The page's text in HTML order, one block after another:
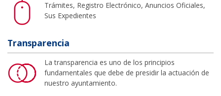
Trámites, Registro Electrónico, Anuncios Oficiales,
Sus Expedientes
Transparencia
La transparencia es uno de los principios
fundamentales que debe de presidir la actuación de
nuestro ayuntamiento.